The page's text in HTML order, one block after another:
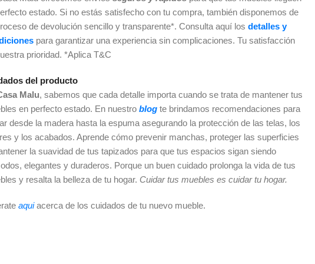
estado. Si no estás satisfecho con tu compra, también disponemos de
de devolución sencillo y transparente*. Consulta aquí losdetalles y
para garantizar una experiencia sin complicaciones. Tu satisfacción
prioridad. *Aplica T&C
del producto
Malu, sabemos que cada detalle importa cuando se trata de mantener tus
en perfecto estado. En nuestroblogte brindamos recomendaciones para
desde la madera hasta la espuma asegurando la protección de las telas, los
y los acabados. Aprende cómo prevenir manchas, proteger las superficies
la suavidad de tus tapizados para que tus espacios sigan siendo
elegantes y duraderos. Porque un buen cuidado prolonga la vida de tus
y resalta la belleza de tu hogar. Cuidar tus muebles es cuidar tu hogar.
aqui acerca de los cuidados de tu nuevo mueble.